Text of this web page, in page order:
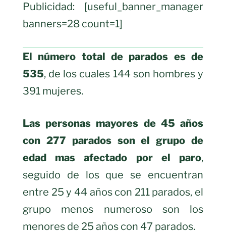
Publicidad: [useful_banner_manager
banners=28 count=1]
El número total de parados es de
535, de los cuales 144 son hombres y
391 mujeres.
Las personas mayores de 45 años
con 277 parados son el grupo de
edad mas afectado por el paro,
seguido de los que se encuentran
entre 25 y 44 años con 211 parados, el
grupo menos numeroso son los
menores de 25 años con 47 parados.